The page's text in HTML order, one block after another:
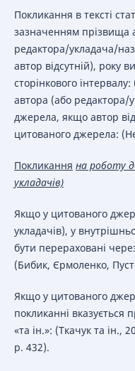
Покликання в тексті
зазначенням прізвища
редактора/укладача/
автор відсутній), року
сторінкового
автора (або редактора/
джерела, якщо автор
цитованого джерела:
Покликання на роботу
укладачів)
Якщо у цитованого
укладачів), у
бути перераховані
(Бибик, Єрмоленко,
Якщо у цитованого
покликанні вказується
«та ін.»: (Ткачук та ін.,
p. 432).